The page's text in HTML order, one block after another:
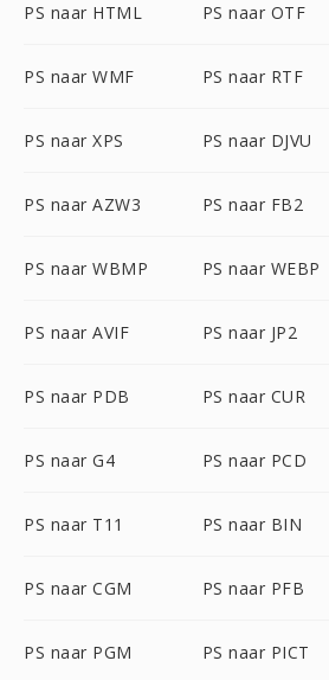
PS naar HTML PS naar OTF
PS naar WMF PS naar RTF
PS naar XPS PS naar DJVU
PS naar AZW3 PS naar FB2
PS naar WBMP PS naar WEBP
PS naar AVIF PS naar JP2
PS naar PDB PS naar CUR
PS naar G4 PS naar PCD
PS naar T11 PS naar BIN
PS naar CGM PS naar PFB
PS naar PGM PS naar PICT